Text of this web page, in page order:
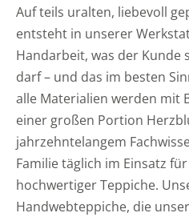
Auf teils uralten, liebevoll
entsteht in unserer
Handarbeit, was der Kunde
darf – und das im besten
alle Materialien werden mit
einer großen Portion
jahrzehntelangem
Familie täglich im Einsatz
hochwertiger Teppiche.
Handwebteppiche, die